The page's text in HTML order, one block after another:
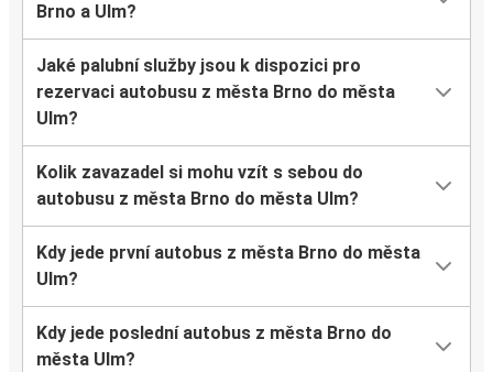
Brno a Ulm?
Jaké palubní služby jsou k dispozici pro
rezervaci autobusu z města Brno do města
Ulm?
Kolik zavazadel si mohu vzít s sebou do
autobusu z města Brno do města Ulm?
Kdy jede první autobus z města Brno do města
Ulm?
Kdy jede poslední autobus z města Brno do
města Ulm?